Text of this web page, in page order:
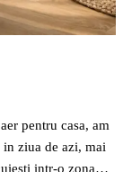
pentru casa, am
ziua de azi, mai
intr-o zona